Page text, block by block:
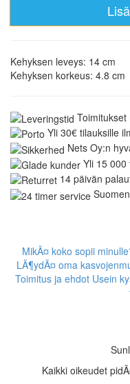
Kehyksen leveys: 14 cm
Kehyksen korkeus: 4.8 cm
Yli 30€ tilauksille
Nets Oy:n
Yli 15 000
14 päivän
MikÃ¤ koko sopii
LÃ¶ydÃ¤ oma
Toimitus ja ehdot Usein
Kaikki oikeudet